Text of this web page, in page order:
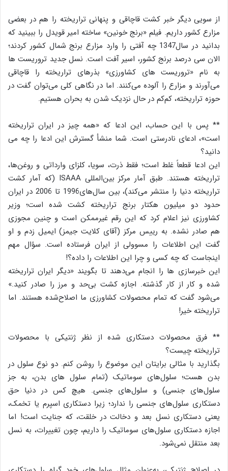
از سویی دیگر خبر کشت قاچاقی و پنهانی تراریخته را هم در بعضی
مزارع کشور داریم. فیلم «برنج خونین» ساخته امیر قویدل را ببینید که
بدانید در سال‌1347 چه آفتی را وارد مزارع برنج شمال کشور کردند؛
الان سی درصد برنج کشور، اسیر آفت است. نسل جدید تروریست ‌ها
به نام «تروریست ‌های کشاورزی» بذرهای تراریخته را قاچاقی
می‌آورند و مزارع را آلوده می‌کنند. اما در نگاهی کلی می‌توان گفت در
حوزه تراریخته، کم‌کم در حال نزدیک شدن به بحران هستیم.
** پس با این حساب، این ادعا که «همه چیز در ایران تراریخته
است»، ادعای نادرستی است. شما منشأ گسترش این ادعا را چه می
دانید؟
این ادعا قطعاً غلط است؛ فقط ذرت، سویا، کلزای وارداتی و روغن‌ها،
تراریخته هستند. طبق آمار مرکز بین‌المللی ISAAA (که آمار کشت
تراریخته دنیا را منتشر می‌کند)، بین سال‌های‌1996 تا 2006 در ایران
حدود دو میلیون هکتار برنج تراریخته کشت شده است؛ وزیر
کشاورزی نیز اعلام کرد که این رقم غیرممکن است و چنین مجوزی
هم صادر نشده. به رییس مرکز (آقای کلایت جیمز) ایمیل زدم و او
گفت این اطلاعات را مسوولی از ایران فرستاده است. سؤال مهم
اینجاست که چه کسی و چرا این اطلاعات را داده؟!
این خبرسازی‌ ها را انجام می‌دهند تا بگویند «دیگر ایران تراریخته
شده و کار از کار گذشته. اجازه کشت بی‌حد و مرز را صادر کنید.»
می‌شود گفت که تمام محصولات کشاورزی ما اصلاح‌شده هستند. اما
تراریخته خیر!
** فرق محصولات دستکاری شده از نظر ژنتیکی با محصولات
تراریخته چیست؟
بگذارید با مثالی برایتان این موضوع را روشن کنم. دو نوع سلول در
بدن هست؛ سلول‌های سوماتیک (تمام سلول ‌های بدن، به جز
سلول‌های جنسی) و سلول‌های جنسی. هیچ‌ کس در دنیا حق
دستکاری سلول‌های جنسی را ندارد؛ زیرا دستکاری اسپرم یا تخمک،
یعنی دستکاری نسل بعد و دخالت در خلقت، که جنایت است! اما
اجازه دستکاری سلول‌های سوماتیک را داریم، چون تغییرات، به نسل
بعد منتقل نمی‌شود.